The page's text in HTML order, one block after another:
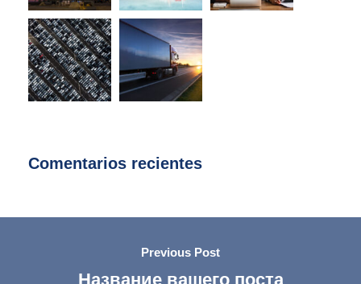
Comentarios recientes
Previous Post
Название вашего поста